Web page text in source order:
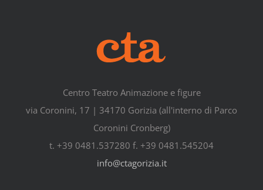
Centro Teatro Animazione e figure
via Coronini, 17 | 34170 Gorizia (all'interno di Parco
Coronini Cronberg)
t. +39 0481.537280 f. +39 0481.545204
info@ctagorizia.it